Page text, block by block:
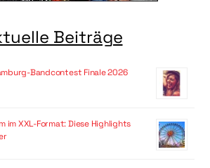
Beiträge
Bandcontest Finale 2026
im XXL-Format: Diese Highlights